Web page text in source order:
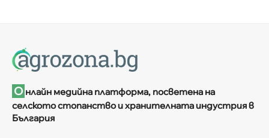
О нлайн медийна платформа, посветена на
селското стопанство и хранителната индустрия в
България